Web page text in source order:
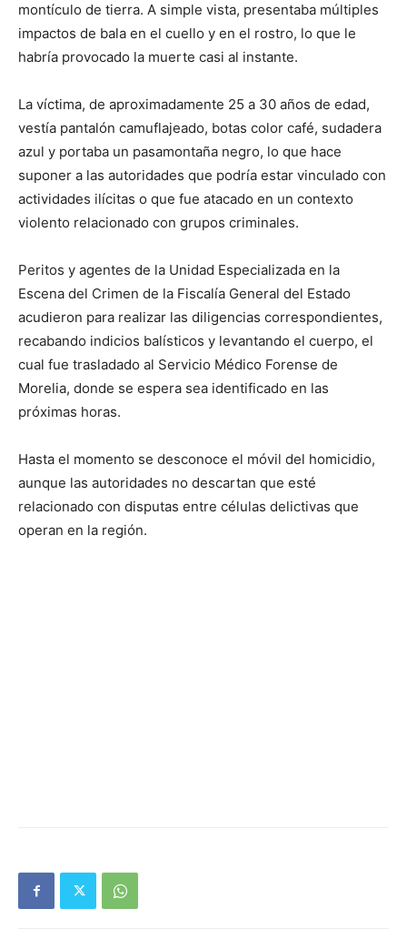
montículo de tierra. A simple vista, presentaba múltiples
impactos de bala en el cuello y en el rostro, lo que le
habría provocado la muerte casi al instante.
La víctima, de aproximadamente 25 a 30 años de edad,
vestía pantalón camuflajeado, botas color café, sudadera
azul y portaba un pasamontaña negro, lo que hace
suponer a las autoridades que podría estar vinculado con
actividades ilícitas o que fue atacado en un contexto
violento relacionado con grupos criminales.
Peritos y agentes de la Unidad Especializada en la
Escena del Crimen de la Fiscalía General del Estado
acudieron para realizar las diligencias correspondientes,
recabando indicios balísticos y levantando el cuerpo, el
cual fue trasladado al Servicio Médico Forense de
Morelia, donde se espera sea identificado en las
próximas horas.
Hasta el momento se desconoce el móvil del homicidio,
aunque las autoridades no descartan que esté
relacionado con disputas entre células delictivas que
operan en la región.